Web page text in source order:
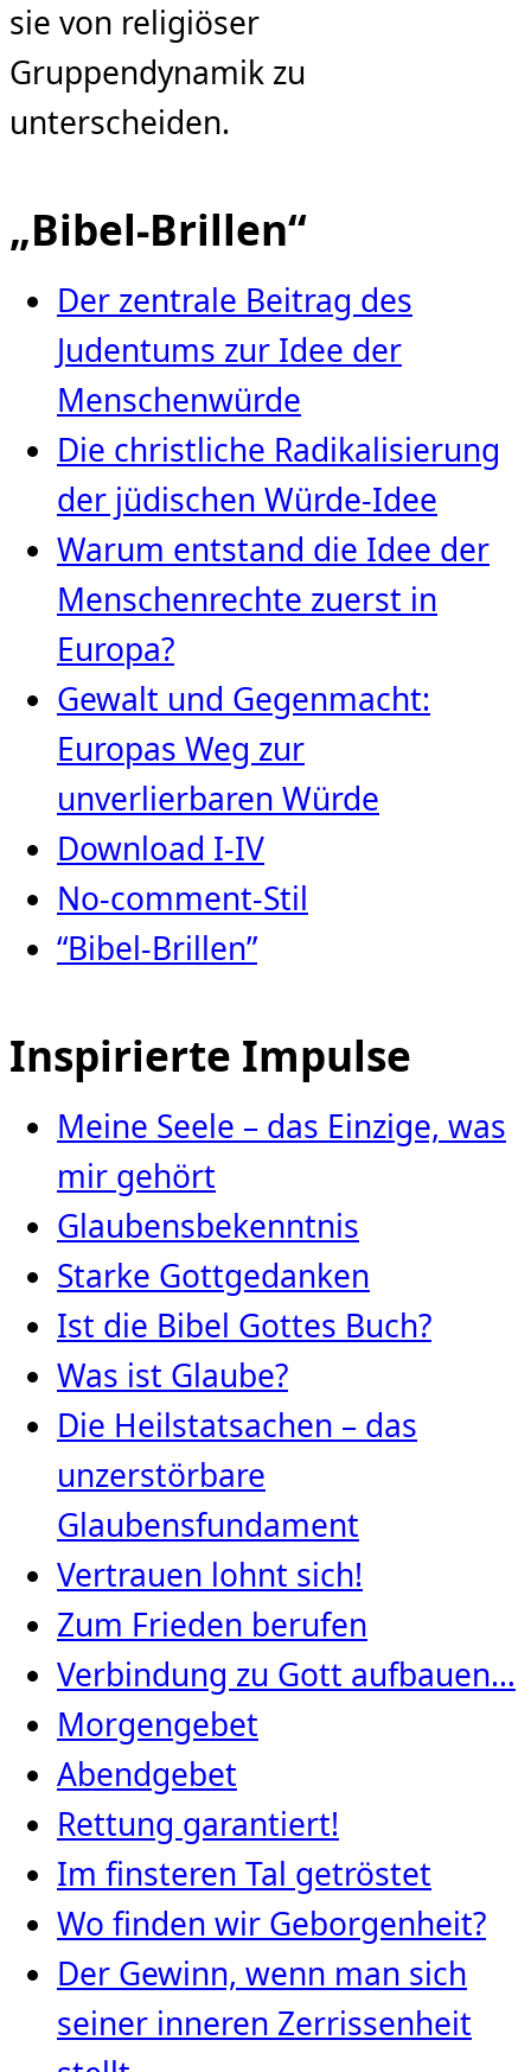
sie von religiöser
Gruppendynamik zu
unterscheiden.
„Bibel-Brillen“
Der zentrale Beitrag des
Judentums zur Idee der
Menschenwürde
Die christliche Radikalisierung
der jüdischen Würde‑Idee
Warum entstand die Idee der
Menschenrechte zuerst in
Europa?
Gewalt und Gegenmacht:
Europas Weg zur
unverlierbaren Würde
Download I-IV
No-comment-Stil
“Bibel-Brillen”
Inspirierte Impulse
Meine Seele – das Einzige, was
mir gehört
Glaubensbekenntnis
Starke Gottgedanken
Ist die Bibel Gottes Buch?
Was ist Glaube?
Die Heilstatsachen – das
unzerstörbare
Glaubensfundament
Vertrauen lohnt sich!
Zum Frieden berufen
Verbindung zu Gott aufbauen…
Morgengebet
Abendgebet
Rettung garantiert!
Im finsteren Tal getröstet
Wo finden wir Geborgenheit?
Der Gewinn, wenn man sich
seiner inneren Zerrissenheit